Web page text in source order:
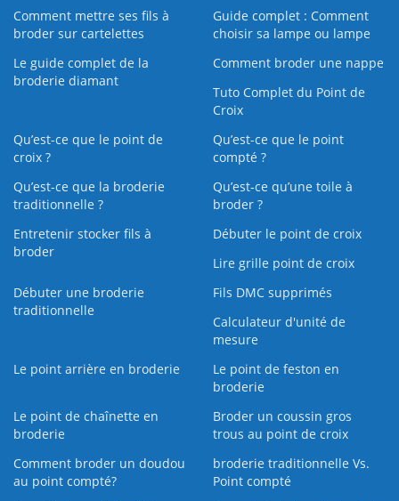
Comment mettre ses fils à
broder sur cartelettes
Guide complet : Comment
choisir sa lampe ou lampe
Le guide complet de la
broderie diamant
Comment broder une nappe
Tuto Complet du Point de
Croix
Qu’est-ce que le point de
croix ?
Qu’est-ce que le point
compté ?
Qu’est-ce que la broderie
traditionnelle ?
Qu’est‑ce qu’une toile à
broder ?
Entretenir stocker fils à
broder
Débuter le point de croix
Lire grille point de croix
Débuter une broderie
traditionnelle
Fils DMC supprimés
Calculateur d'unité de
mesure
Le point arrière en broderie
Le point de feston en
broderie
Le point de chaînette en
broderie
Broder un coussin gros
trous au point de croix
Comment broder un doudou
au point compté?
broderie traditionnelle Vs.
Point compté